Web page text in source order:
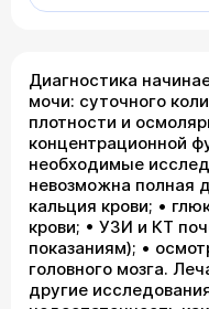
Диагностика
мочи: суточного
плотности и
концентрационной
необходимые
невозможна полная
кальция крови; •
крови; • УЗИ и КТ
показаниям); •
головного мозга.
другие